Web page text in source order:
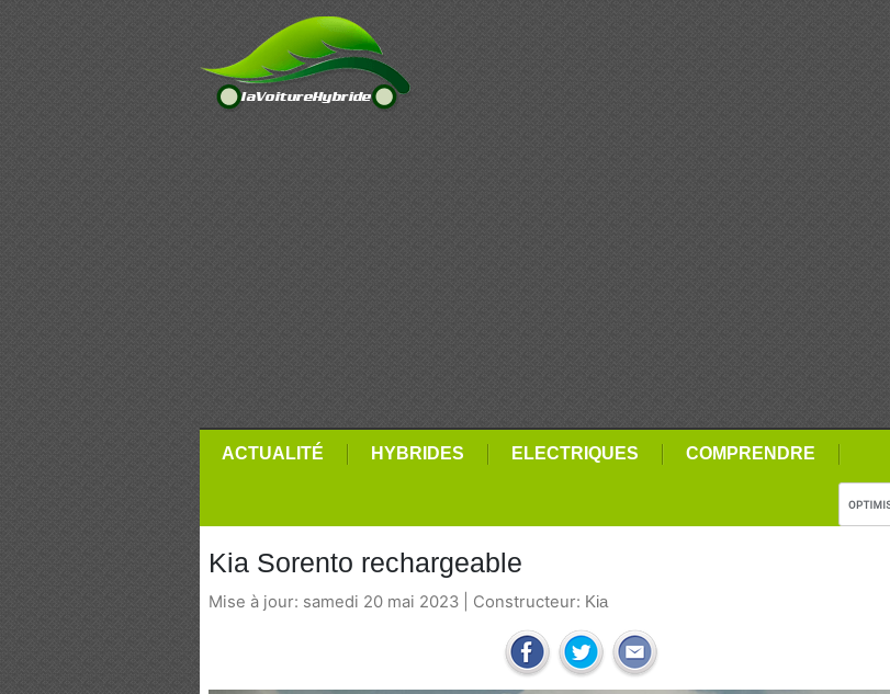
ACTUALITÉ HYBRIDES ELECTRIQUES COMPRENDRE
Kia Sorento rechargeable
Mise à jour: samedi 20 mai 2023 | Constructeur: Kia